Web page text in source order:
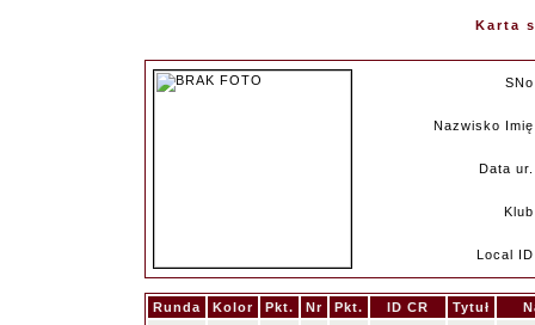
Karta
SNo
Nazwisko Imię
Data ur.
Klub
Local ID
Runda Kolor Pkt. Nr Pkt. ID CR Tytuł